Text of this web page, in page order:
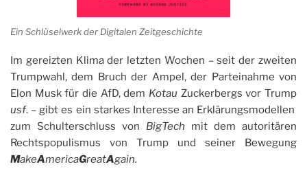
Ein Schlüselwerk der Digitalen Zeitgeschichte
Im gereizten Klima der letzten Wochen – seit der zweiten
Trumpwahl, dem Bruch der Ampel, der Parteinahme von
Elon Musk für die AfD, dem Kotau Zuckerbergs vor Trump
usf. – gibt es ein starkes Interesse an Erklärungsmodellen
zum Schulterschluss von BigTech mit dem autoritären
Rechtspopulismus von Trump und seiner Bewegung
MakeAmericaGreatAgain.